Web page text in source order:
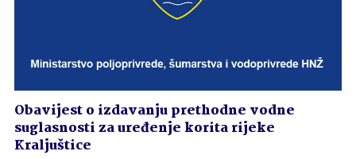
Obavijest o izdavanju prethodne vodne
suglasnosti za uređenje korita rijeke
Kraljuštice